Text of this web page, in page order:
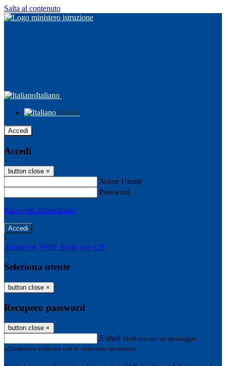
Salta al contenuto
Italiano
Italiano
Accedi
Accedi
button close ×
Nome Utente
Password
Password dimenticata?
-
Entra con SPID Entra con CIE
Seleziona utente
button close ×
Recupero password
button close ×
E-mail Verrà inviato un messaggio
all'indirizzo indicato con le istruzioni necessarie.